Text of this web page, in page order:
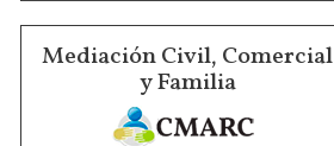
Mediación Civil, Comercial
y Familia